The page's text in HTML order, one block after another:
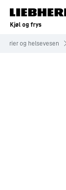
Kjøl og frys
og helsevesen